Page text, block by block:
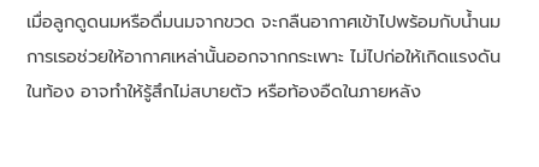
เมื่อลูกดูดนมหรือดื่มนมจากขวด จะกลืนอากาศเข้าไปพร้อมกับน้ำนม
การเรอช่วยให้อากาศเหล่านั้นออกจากกระเพาะ ไม่ไปก่อให้เกิดแรงดัน
ในท้อง อาจทำให้รู้สึกไม่สบายตัว หรือท้องอืดในภายหลัง